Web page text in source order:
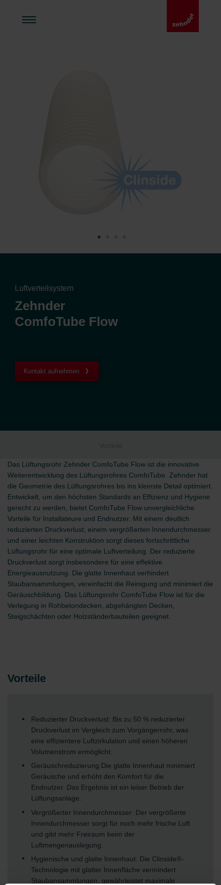
Luftverteilsystem
Zehnder
ComfoTube Flow
Kontakt aufnehmen
Vorteile
Das Lüftungsrohr Zehnder ComfoTube Flow ist die innovative
Weiterentwicklung des Lüftungsrohres ComfoTube. Zehnder hat
die Geometrie des Lüftungsrohres bis ins kleinste Detail optimiert.
Entwickelt, um den höchsten Standards an Effizienz und Hygiene
gerecht zu werden, bietet ComfoTube Flow unvergleichliche
Vorteile für Installateure und Endnutzer. Mit einem deutlich
reduzierten Druckverlust, einem vergrößerten Innendurchmesser
und einer leichten Konstruktion sorgt dieses fortschrittliche
Lüftungsrohr für eine optimale Luftverteilung. Der reduzierte
Druckverlust sorgt insbesondere für eine effektive
Energieausnutzung. Die glatte Innenhaut verhindert
Staubansammlungen, vereinfacht die Reinigung und minimiert die
Geräuschbildung. Das Lüftungsrohr ComfoTube Flow ist für die
Verlegung in Rohbetondecken, abgehängten Decken,
Steigschächten oder Holzständerbauteilen geeignet.
Vorteile
Reduzierter Druckverlust: Bis zu 50 % reduzierter
Druckverlust im Vergleich zum Vorgängerrohr, was
eine effizientere Luftzirkulation und einen höheren
Volumenstrom ermöglicht.
Geräuschreduzierung:Die glatte Innenhaut minimiert
Geräusche und erhöht den Komfort für die
Endnutzer. Das Ergebnis ist ein leiser Betrieb der
Lüftungsanlage.
Vergrößerter Innendurchmesser: Der vergrößerte
Innendurchmesser sorgt für noch mehr frische Luft
und gibt mehr Freiraum beim der
Luftmengenauslegung.
Hygienische und glatte Innenhaut: Die Clinside®-
Technologie mit glatter Innenfläche vermindert
Staubansammlungen, gewährleistet maximale